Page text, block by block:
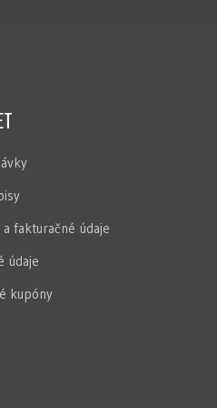
fakturačné údaje
údaje
kupóny